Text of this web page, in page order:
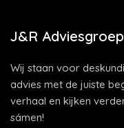
J&R Adviesgroep
Wij staan voor
advies met de juiste
verhaal en kijken
sámen!